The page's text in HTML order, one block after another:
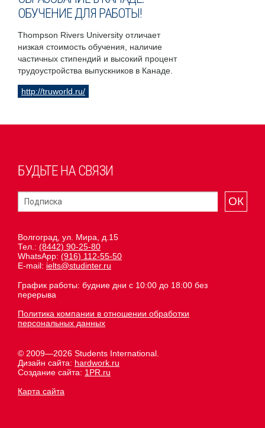
ОБУЧЕНИЕ ДЛЯ РАБОТЫ!
Thompson Rivers University отличает
низкая стоимость обучения, наличие
частичных стипендий и высокий процент
трудоустройства выпускников в Канаде.
http://truworld.ru/
БУДЬТЕ НА СВЯЗИ
ОК
Волгоград, ул. Мира, д.15
Тел.: (8442) 90-25-80
WhatsApp: (916) 112-55-50
E-mail: ielts@studinter.ru
График работы: будние дни с 10:00 до 18:00 без
перерыва
Политика компании в отношении обработки
персональных данных
© 2009—2026 Students International.
Дизайн сайта: hardwork.ru
Создание сайта: 1PR.ru
Карта сайта